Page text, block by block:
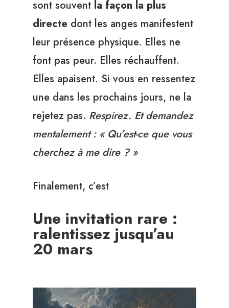
sont souvent la façon la plus
directe dont les anges manifestent
leur présence physique. Elles ne
font pas peur. Elles réchauffent.
Elles apaisent. Si vous en ressentez
une dans les prochains jours, ne la
rejetez pas. Respirez. Et demandez
mentalement : « Qu’est-ce que vous
cherchez à me dire ? »
Finalement, c’est
Une invitation rare :
ralentissez jusqu’au
20 mars